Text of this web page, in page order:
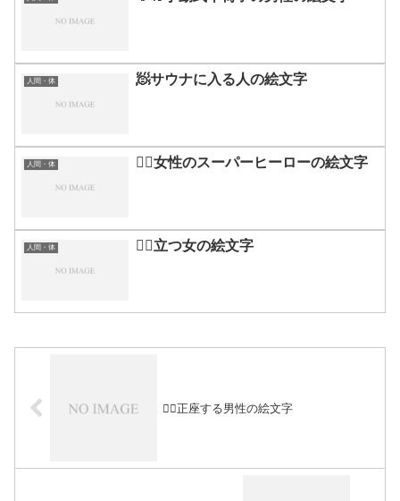
人間・体 🧖サウナに入る人の絵文字
人間・体 🦸‍♀️女性のスーパーヒーローの絵文字
人間・体 🧍‍♀️立つ女の絵文字
🧎‍♂️正座する男性の絵文字